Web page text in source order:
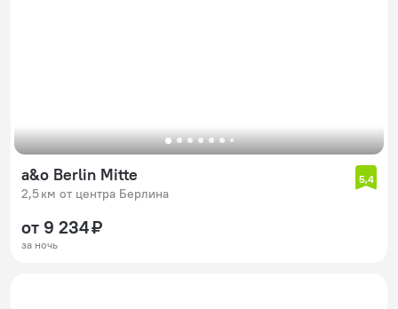
a&o Berlin Mitte
2,5 км от центра Берлина
5,4
от 9 234 ₽
за ночь